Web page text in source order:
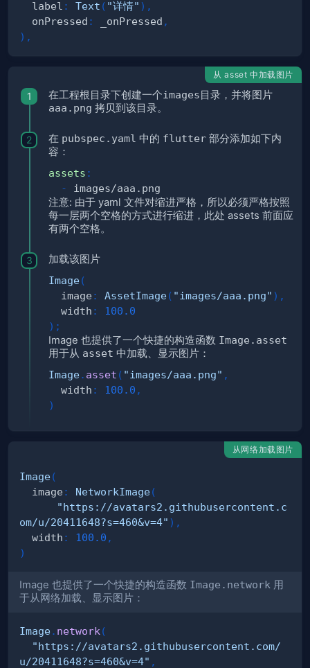
  label
: Text ( "详情" ) ,
  onPressed
: _onPressed ,
) ,
从 asset 中加载图片
在工程根目录下创建一个images目录 ，并将图片
aaa.png 拷贝到该目录。
在 pubspec.yaml 中的 flutter 部分添加如下内
容：
assets :
-
注意: 由于 yaml 文件对缩进严格，所以必须严格按照
每一层两个空格的方式进行缩进，此处 assets 前面应
有两个空格。
加载该图片
Image(
  image
: AssetImage( "images/aaa.png" ) ,
  width
:
100.0
) ;
Image 也提供了一个快捷的构造函数 Image.asset
用于从 asset 中加载、显示图片：
Image. asset ( "images/aaa.png" ,
  width
: 100.0 ,
)
从网络加载图片
Image(
  image
: NetworkImage(
"https://avatars2.githubusercontent.c
om/u/20411648?s=460&v=4" ) ,
  width
: 100.0 ,
)
Image 也提供了一个快捷的构造函数 Image.network 用
于从网络加载、显示图片：
Image. network (
"https://avatars2.githubusercontent.com/
u/20411648?s=460&v=4" ,